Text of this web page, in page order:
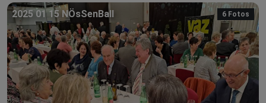
2025 01 15 NÖsSenBall 6 Fotos